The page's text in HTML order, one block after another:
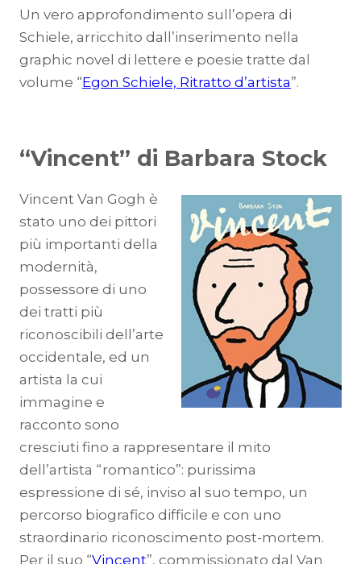
Un vero approfondimento sull’opera di
Schiele, arricchito dall’inserimento nella
graphic novel di lettere e poesie tratte dal
volume “Egon Schiele, Ritratto d’artista”.
“Vincent” di Barbara Stock
Vincent Van Gogh è
stato uno dei pittori
più importanti della
modernità,
possessore di uno
dei tratti più
riconoscibili dell’arte
occidentale, ed un
artista la cui
immagine e
racconto sono
cresciuti fino a rappresentare il mito
dell’artista “romantico”: purissima
espressione di sé, inviso al suo tempo, un
percorso biografico difficile e con uno
straordinario riconoscimento post-mortem.
Per il suo “Vincent”, commissionato dal Van